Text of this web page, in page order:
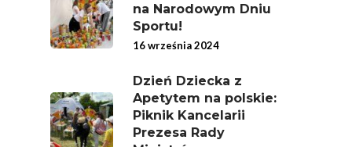
na Narodowym Dniu
Sportu!
16 września 2024
Dzień Dziecka z
Apetytem na polskie:
Piknik Kancelarii
Prezesa Rady
Wydarzenia
Badania